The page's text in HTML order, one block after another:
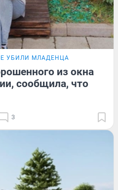
УБИЛИ МЛАДЕНЦА
из окна
сообщила, что
3